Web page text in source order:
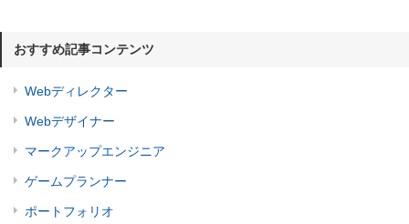
おすすめ記事コンテンツ
Webディレクター
Webデザイナー
マークアップエンジニア
ゲームプランナー
ポートフォリオ